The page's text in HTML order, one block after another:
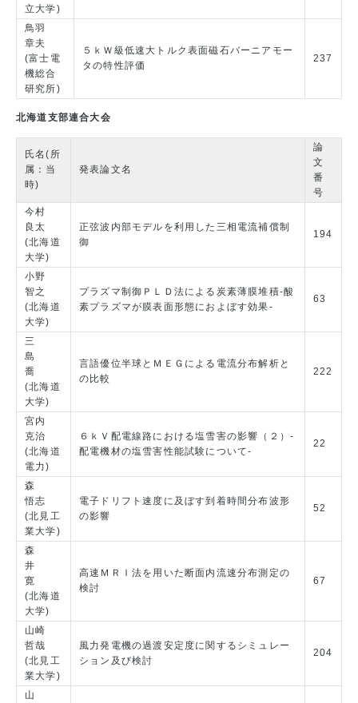
立大学)
鳥羽
章夫
(富士電
機総合
研究所)
５ｋＷ級低速大トルク表面磁石バーニアモー
タの特性評価
237
北海道支部連合大会
氏名(所
属：当
時)
発表論文名
論
文
番
号
今村
良太
(北海道
大学)
正弦波内部モデルを利用した三相電流補償制
御
194
小野
智之
(北海道
大学)
プラズマ制御ＰＬＤ法による炭素薄膜堆積-酸
素プラズマが膜表面形態におよぼす効果-
63
三
島
喬
(北海道
大学)
言語優位半球とＭＥＧによる電流分布解析と
の比較
222
宮内
克治
(北海道
電力)
６ｋＶ配電線路における塩雪害の影響（２）-
配電機材の塩雪害性能試験について-
22
森
悟志
(北見工
業大学)
電子ドリフト速度に及ぼす到着時間分布波形
の影響
52
森
井
寛
(北海道
大学)
高速ＭＲＩ法を用いた断面内流速分布測定の
検討
67
山崎
哲哉
(北見工
業大学)
風力発電機の過渡安定度に関するシミュレー
ション及び検討
204
山